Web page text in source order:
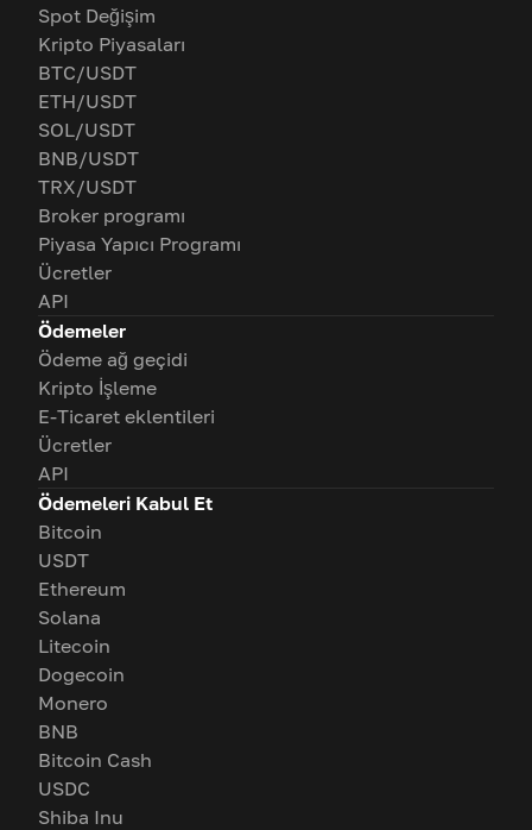
Spot Değişim
Kripto Piyasaları
BTC/USDT
ETH/USDT
SOL/USDT
BNB/USDT
TRX/USDT
Broker programı
Piyasa Yapıcı Programı
Ücretler
API
Ödemeler
Ödeme ağ geçidi
Kripto İşleme
E-Ticaret eklentileri
Ücretler
API
Ödemeleri Kabul Et
Bitcoin
USDT
Ethereum
Solana
Litecoin
Dogecoin
Monero
BNB
Bitcoin Cash
USDC
Shiba Inu